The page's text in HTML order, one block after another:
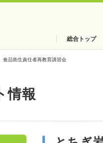
総合トップ
食品衛生責任者再教育講習会
情報